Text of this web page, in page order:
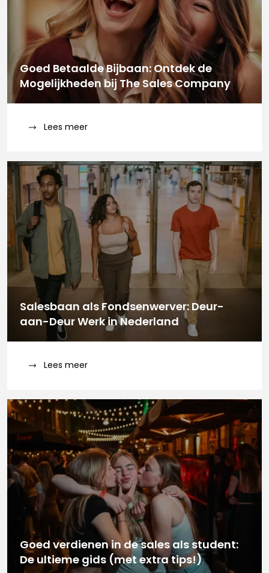
Goed Betaalde Bijbaan: Ontdek de
Mogelijkheden bij The Sales Company
Lees meer
Salesbaan als Fondsenwerver: Deur-
aan-Deur Werk in Nederland
Lees meer
Goed verdienen in de sales als student:
De ultieme gids (met extra tips!)